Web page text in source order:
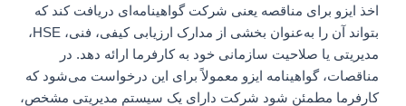
اخذ ایزو برای مناقصه یعنی شرکت گواهینامه‌ای دریافت کند که
بتواند آن را به‌عنوان بخشی از مدارک ارزیابی کیفی، فنی، HSE،
مدیریتی یا صلاحیت سازمانی خود به کارفرما ارائه دهد. در
مناقصات، گواهینامه ایزو معمولاً برای این درخواست می‌شود که
کارفرما مطمئن شود شرکت دارای یک سیستم مدیریتی مشخص،